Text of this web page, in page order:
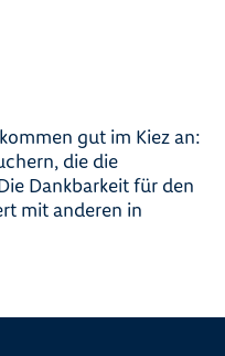
gut im Kiez an:
die die
Dankbarkeit für den
mit anderen in